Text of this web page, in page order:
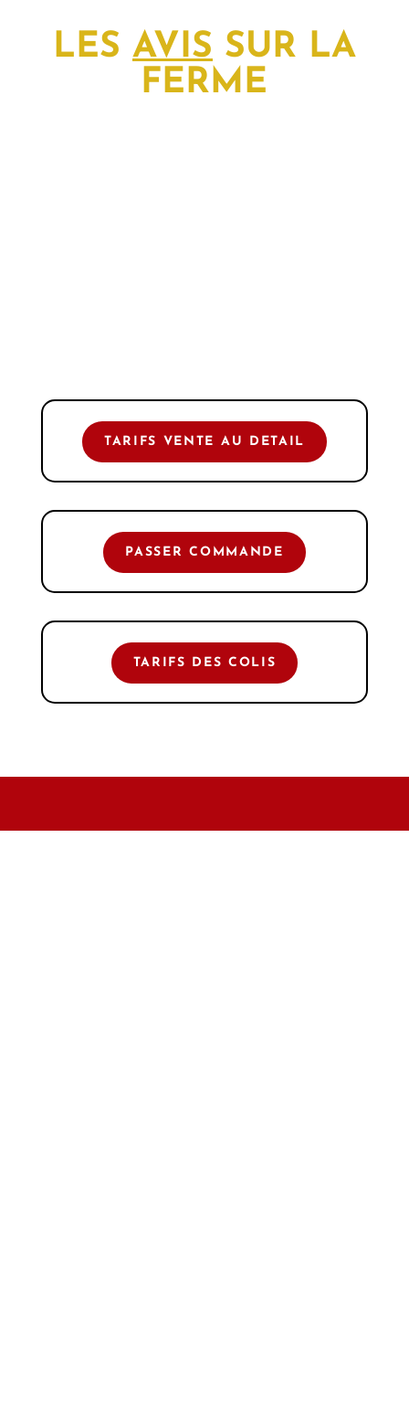
LES AVIS SUR LA
FERME
TARIFS VENTE AU DETAIL
PASSER COMMANDE
TARIFS DES COLIS